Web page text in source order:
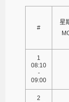
#
星
1
08:10
-
09:00
2